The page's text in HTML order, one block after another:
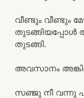
വീണ്ടും വീണ്ടും
തുടങ്ങിയപ്പോൾ
തുടങ്ങി.
അവസാനം
സഞ്ജു നീ വന്നു